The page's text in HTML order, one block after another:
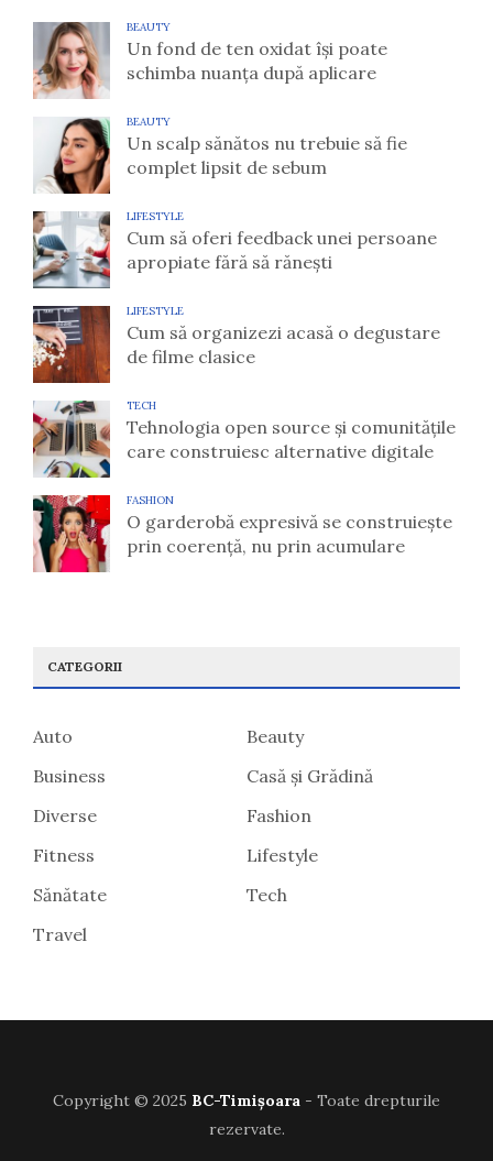
BEAUTY
Un fond de ten oxidat își poate
schimba nuanța după aplicare
BEAUTY
Un scalp sănătos nu trebuie să fie
complet lipsit de sebum
LIFESTYLE
Cum să oferi feedback unei persoane
apropiate fără să rănești
LIFESTYLE
Cum să organizezi acasă o degustare
de filme clasice
TECH
Tehnologia open source și comunitățile
care construiesc alternative digitale
FASHION
O garderobă expresivă se construiește
prin coerență, nu prin acumulare
CATEGORII
Auto
Beauty
Business
Casă și Grădină
Diverse
Fashion
Fitness
Lifestyle
Sănătate
Tech
Travel
Copyright © 2025 BC-Timișoara - Toate drepturile
rezervate.